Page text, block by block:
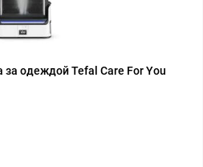
одеждой Tefal Care For You